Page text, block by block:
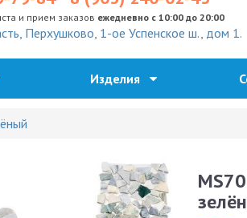
и прием заказов ежедневно с 10:00 до 20:00
Перхушково, 1-ое Успенское ш., дом 1.
Изделия